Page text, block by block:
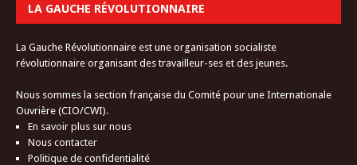
LA GAUCHE RÉVOLUTIONNAIRE
La Gauche Révolutionnaire est une organisation socialiste
révolutionnaire organisant des travailleur-ses et des jeunes.
Nous sommes la section française du Comité pour une Internationale
Ouvrière (CIO/CWI).
En savoir plus sur nous
Nous contacter
Politique de confidentialité